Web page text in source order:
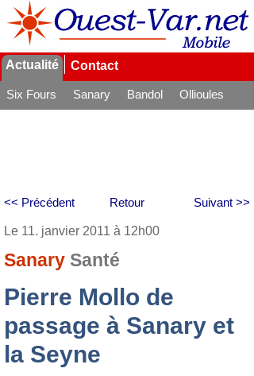
Actualité Contact
Six Fours Sanary Bandol
Ollioules
Retour
<< Précédent Suivant >>
Le 11. janvier 2011 à 12h00
Sanary Santé
Pierre Mollo de
passage à Sanary et
la Seyne